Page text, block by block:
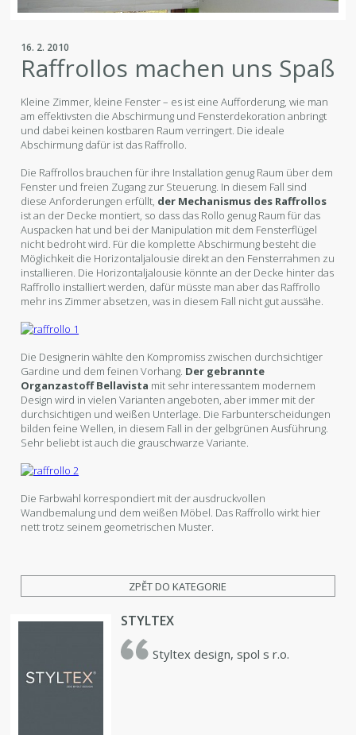
16. 2. 2010
Raffrollos machen uns Spaß
Kleine Zimmer, kleine Fenster – es ist eine Aufforderung, wie man
am effektivsten die Abschirmung und Fensterdekoration anbringt
und dabei keinen kostbaren Raum verringert. Die ideale
Abschirmung dafür ist das Raffrollo.
Die Raffrollos brauchen für ihre Installation genug Raum über dem
Fenster und freien Zugang zur Steuerung. In diesem Fall sind
diese Anforderungen erfüllt, der Mechanismus des Raffrollos
ist an der Decke montiert, so dass das Rollo genug Raum für das
Auspacken hat und bei der Manipulation mit dem Fensterflügel
nicht bedroht wird. Für die komplette Abschirmung besteht die
Möglichkeit die Horizontaljalousie direkt an den Fensterrahmen zu
installieren. Die Horizontaljalousie könnte an der Decke hinter das
Raffrollo installiert werden, dafür müsste man aber das Raffrollo
mehr ins Zimmer absetzen, was in diesem Fall nicht gut aussähe.
Die Designerin wählte den Kompromiss zwischen durchsichtiger
Gardine und dem feinen Vorhang. Der gebrannte
Organzastoff Bellavista mit sehr interessantem modernem
Design wird in vielen Varianten angeboten, aber immer mit der
durchsichtigen und weißen Unterlage. Die Farbunterscheidungen
bilden feine Wellen, in diesem Fall in der gelbgrünen Ausführung.
Sehr beliebt ist auch die grauschwarze Variante.
Die Farbwahl korrespondiert mit der ausdruckvollen
Wandbemalung und dem weißen Möbel. Das Raffrollo wirkt hier
nett trotz seinem geometrischen Muster.
ZPĚT DO KATEGORIE
STYLTEX
Styltex design, spol s r.o.